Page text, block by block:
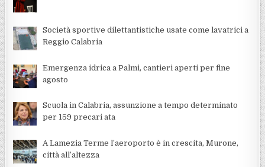
Società sportive dilettantistiche usate come lavatrici a
Reggio Calabria
Emergenza idrica a Palmi, cantieri aperti per fine
agosto
Scuola in Calabria, assunzione a tempo determinato
per 159 precari ata
A Lamezia Terme l’aeroporto è in crescita, Murone,
città all’altezza